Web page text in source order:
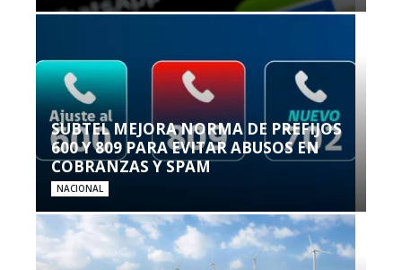
SUBTEL MEJORA NORMA DE PREFIJOS
600 Y 809 PARA EVITAR ABUSOS EN
COBRANZAS Y SPAM
NACIONAL